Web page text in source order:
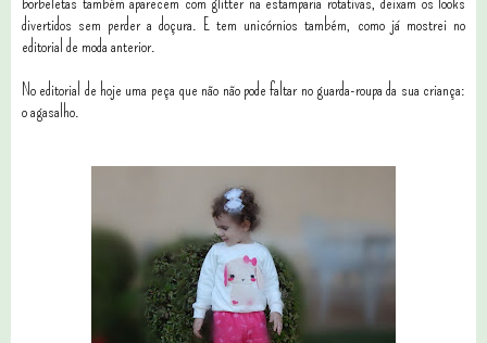
divertidos sem perder a doçura. E tem unicórnios também, como já mostrei no
editorial de moda anterior.
No editorial de hoje uma peça que não não pode faltar no guarda-roupa da sua criança:
o agasalho.